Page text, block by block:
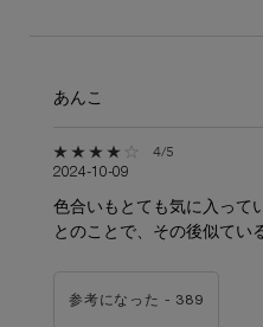
あんこ
5星中4。 4/5
2024-10-09
色合いもとても気に入って
とのことで、その後似てい
参考になった - 389